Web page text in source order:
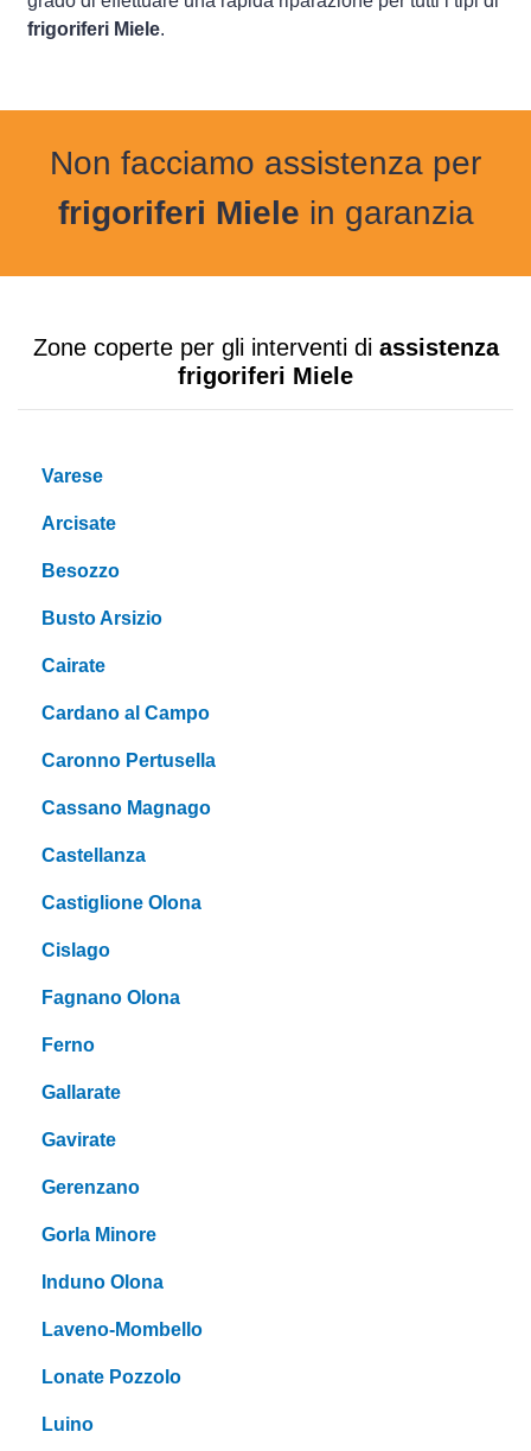
frigoriferi Miele.
Non facciamo assistenza per
frigoriferi Miele in garanzia
Zone coperte per gli interventi di assistenza
frigoriferi Miele
Varese
Arcisate
Besozzo
Busto Arsizio
Cairate
Cardano al Campo
Caronno Pertusella
Cassano Magnago
Castellanza
Castiglione Olona
Cislago
Fagnano Olona
Ferno
Gallarate
Gavirate
Gerenzano
Gorla Minore
Induno Olona
Laveno-Mombello
Lonate Pozzolo
Luino